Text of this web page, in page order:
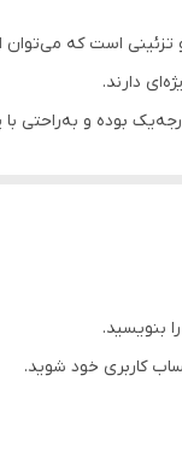
است که می‌توان
دارند.
بوده و به‌راحتی
ماندگار هستید،
بنویسید.
کاربری خود شوید.